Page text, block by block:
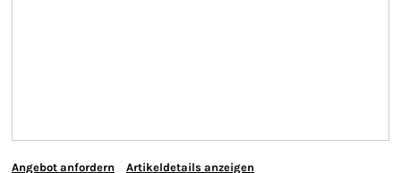
Angebot anfordern Artikeldetails anzeigen